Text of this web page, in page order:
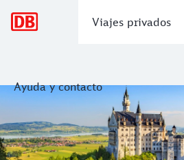
Viajes privados
Ayuda y contacto
Füssen a su alcance
Füssen, situada a los pies de los